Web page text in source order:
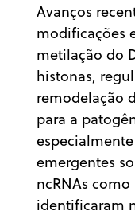
Avanços
modificações
metilação do
histonas,
remodelação
para a
emergentes
ncRNAs
identificaram